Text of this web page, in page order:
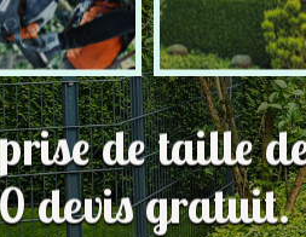
de taille
devis gratuit.